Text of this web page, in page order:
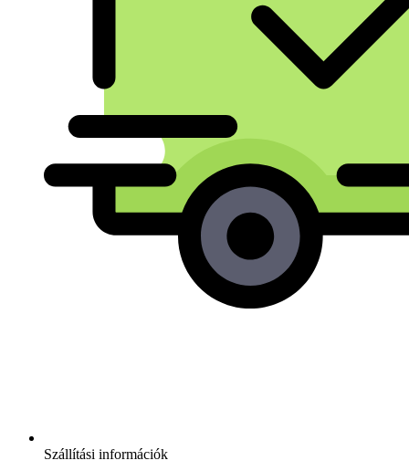
Szállítási információk